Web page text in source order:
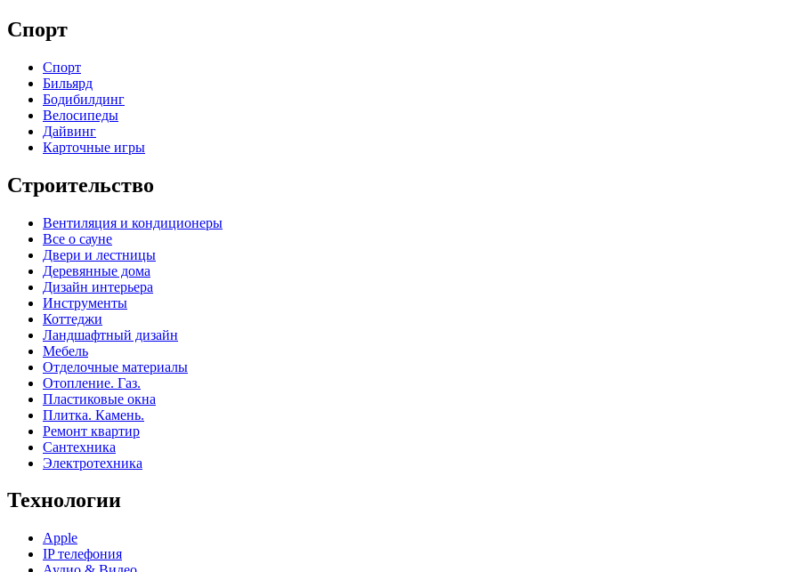
Спорт
Спорт
Бильярд
Бодибилдинг
Велосипеды
Дайвинг
Карточные игры
Строительство
Вентиляция и кондиционеры
Все о сауне
Двери и лестницы
Деревянные дома
Дизайн интерьера
Инструменты
Коттеджи
Ландшафтный дизайн
Мебель
Отделочные материалы
Отопление. Газ.
Пластиковые окна
Плитка. Камень.
Ремонт квартир
Сантехника
Электротехника
Технологии
Apple
IP телефония